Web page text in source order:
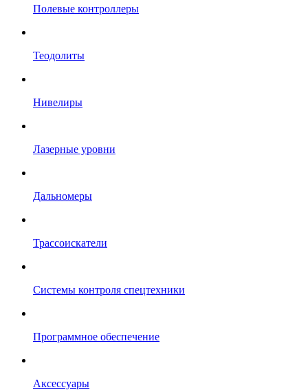
Полевые контроллеры
Теодолиты
Нивелиры
Лазерные уровни
Дальномеры
Трассоискатели
Системы контроля спецтехники
Программное обеспечение
Аксессуары